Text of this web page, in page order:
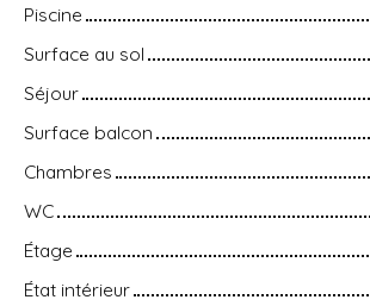
Piscine
Surface au sol
Séjour
Surface balcon
Chambres
WC
Étage
État intérieur